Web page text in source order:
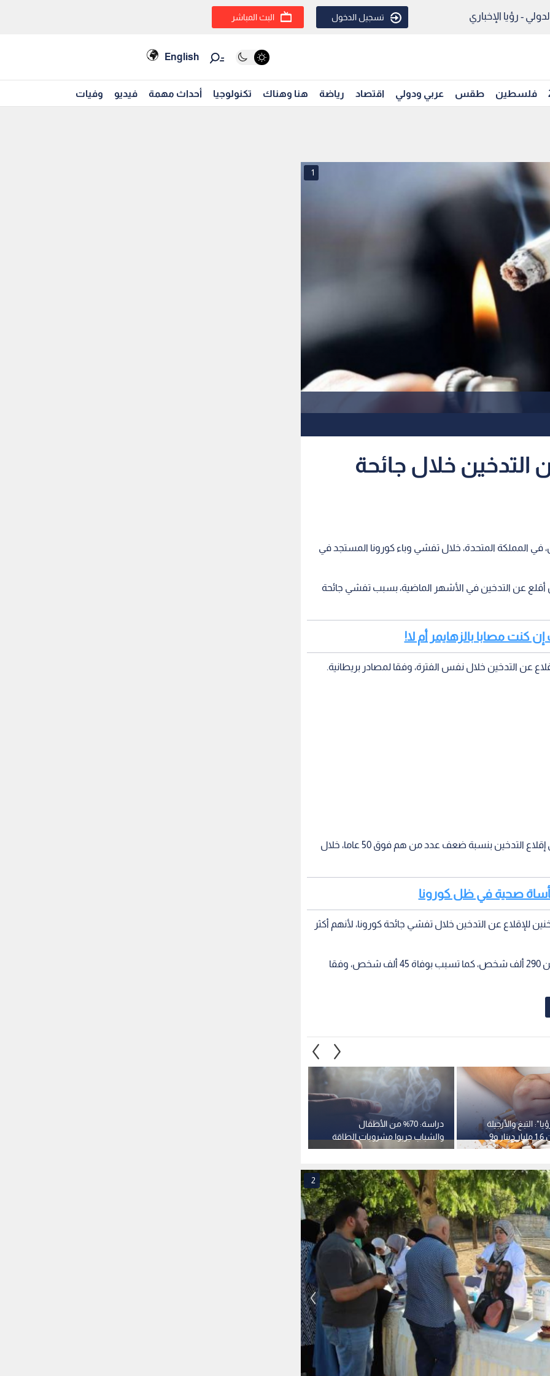
- رؤيا الإخباري تسجيل الدخول البث المباشر
English
فلسطين طقس عربي ودولي اقتصاد رياضة هنا وهناك تكنولوجيا أحداث مهمة فيديو وفيات
1
التدخين خلال جائحة
المملكة المتحدة، خلال تفشي وباء كورونا المستجد في
عن التدخين في الأشهر الماضية، بسبب تفشي جائحة
وأوررد التقرير أن الشباب بين عمر 16 و29، أقدموا على إقلاع التدخين بنسبة ضعف عدد من هم فوق 50 عاما، خلال
صحية في ظل كورونا
للإقلاع عن التدخين خلال تفشي جائحة كورونا، لأنهم أكثر
وضرب فيروس كورونا بريطانيا "بقوة"، وأصاب أكثر من 290 ألف شخص، كما تسبب بوفاة 45 ألف شخص، وفقا
دراسة: 70% من الأطفال
والشباب جربوا مشروبات الطاقة
ومنتجات التبغ في الأردن
التبغ والأرجيلة
يكبدان الأردن 1.6 مليار دينار و9
2